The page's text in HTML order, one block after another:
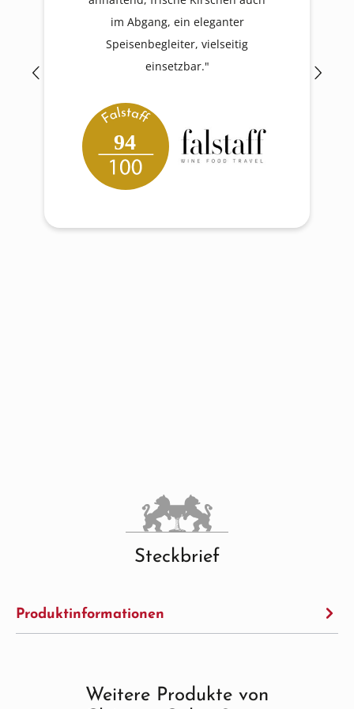
im Abgang, ein eleganter
Speisenbegleiter, vielseitig
einsetzbar."
94
Steckbrief
Produktinformationen
Produktgalerie überspringen
Weitere Produkte von